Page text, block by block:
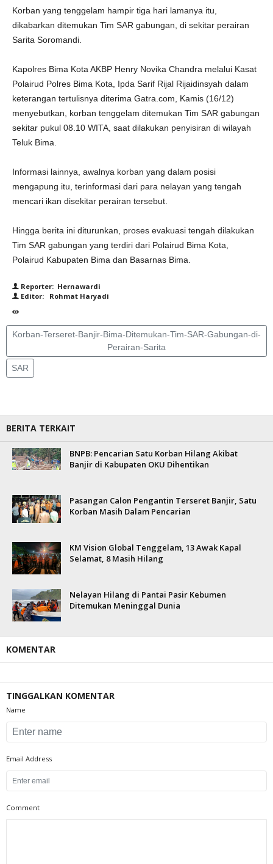
Korban yang tenggelam hampir tiga hari lamanya itu,
dikabarkan ditemukan Tim SAR gabungan, di sekitar perairan
Sarita Soromandi.
Kapolres Bima Kota AKBP Henry Novika Chandra melalui Kasat
Polairud Polres Bima Kota, Ipda Sarif Rijal Rijaidinsyah dalam
keterangan tertulisnya diterima Gatra.com, Kamis (16/12)
menyebutkan, korban tenggelam ditemukan Tim SAR gabungan
sekitar pukul 08.10 WITA, saat dilakukan penyisiran di wilayah
Teluk Bima.
Informasi lainnya, awalnya korban yang dalam posisi
mengapung itu, terinformasi dari para nelayan yang tengah
mencari ikan disekitar perairan tersebut.
Hingga berita ini diturunkan, proses evakuasi tengah dilakukan
Tim SAR gabungan yang terdiri dari Polairud Bima Kota,
Polairud Kabupaten Bima dan Basarnas Bima.
Reporter: Hernawardi
Editor: Rohmat Haryadi
Korban-Terseret-Banjir-Bima-Ditemukan-Tim-SAR-Gabungan-di-
Perairan-Sarita
SAR
BERITA TERKAIT
BNPB: Pencarian Satu Korban Hilang Akibat
Banjir di Kabupaten OKU Dihentikan
Pasangan Calon Pengantin Terseret Banjir, Satu
Korban Masih Dalam Pencarian
KM Vision Global Tenggelam, 13 Awak Kapal
Selamat, 8 Masih Hilang
Nelayan Hilang di Pantai Pasir Kebumen
Ditemukan Meninggal Dunia
KOMENTAR
TINGGALKAN KOMENTAR
Name
Email Address
Comment